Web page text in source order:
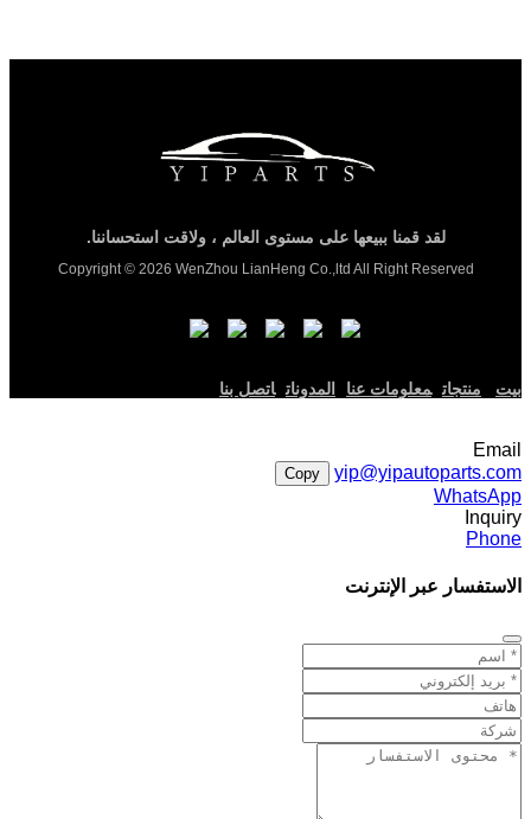
لقد قمنا ببيعها على مستوى العالم ، ولاقت استحساننا.
Copyright © 2026 WenZhou LianHeng Co.,ltd All Right Reserved
بيت منتجات معلومات عنا المدونات اتصل بنا
Email
yip@yipautoparts.com
Copy
WhatsApp
Inquiry
Phone
الاستفسار عبر الإنترنت